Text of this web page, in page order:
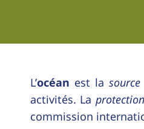
L’océan est la
activités. La
commission